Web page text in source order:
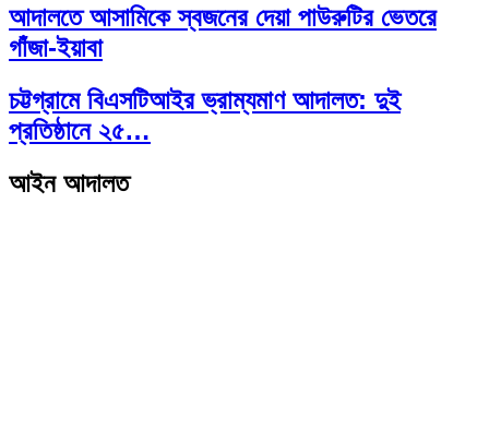
আদালতে আসামিকে স্বজনের দেয়া পাউরুটির ভেতরে
গাঁজা-ইয়াবা
চট্টগ্রামে বিএসটিআইর ভ্রাম্যমাণ আদালত: দুই
প্রতিষ্ঠানে ২৫…
আইন আদালত